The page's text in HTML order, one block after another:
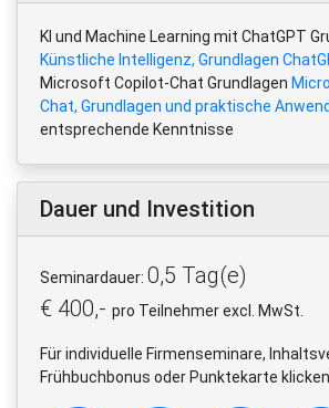
KI und Machine Learning mit ChatGPT
Künstliche Intelligenz, Grundlagen
Microsoft Copilot-Chat Grundlagen
Chat, Grundlagen und praktische
entsprechende Kenntnisse
Dauer und Investition
Seminardauer: 0,5 Tag(e)
€ 400,- pro Teilnehmer excl. MwSt.
Für individuelle Firmenseminare,
Frühbuchbonus oder Punktekarte